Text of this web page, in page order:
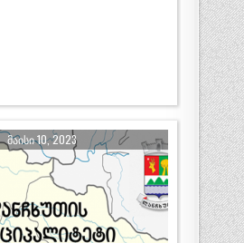
ᲛᲐᲘᲡᲘ 10, 2023